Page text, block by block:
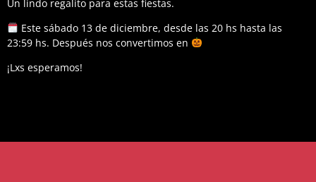
Un lindo regalito para estas fiestas.
Este sábado 13 de diciembre, desde las 20 hs hasta las
23:59 hs. Después nos convertimos en
¡Lxs esperamos!